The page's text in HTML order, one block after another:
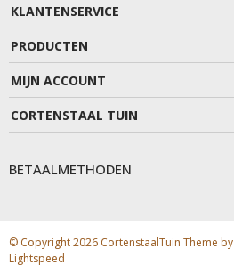
KLANTENSERVICE
PRODUCTEN
MIJN ACCOUNT
CORTENSTAAL TUIN
BETAALMETHODEN
© Copyright 2026 CortenstaalTuin Theme by
Lightspeed